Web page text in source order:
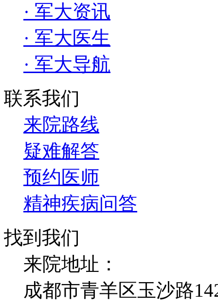
· 军大资讯
· 军大医生
· 军大导航
联系我们
来院路线
疑难解答
预约医师
精神疾病问答
找到我们
来院地址：
成都市青羊区玉沙路